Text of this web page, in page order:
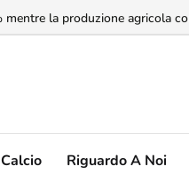
la produzione agricola
Calcio Riguardo A Noi